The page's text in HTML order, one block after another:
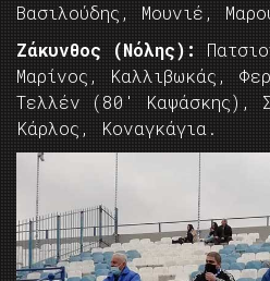
Βασιλούδης, Μουνιέ,
Ζάκυνθος (Νόλης):
Μαρίνος, Καλλιβωκάς,
Τελλέν (80′ Καψάσκης),
Κάρλος, Κοναγκάγια.